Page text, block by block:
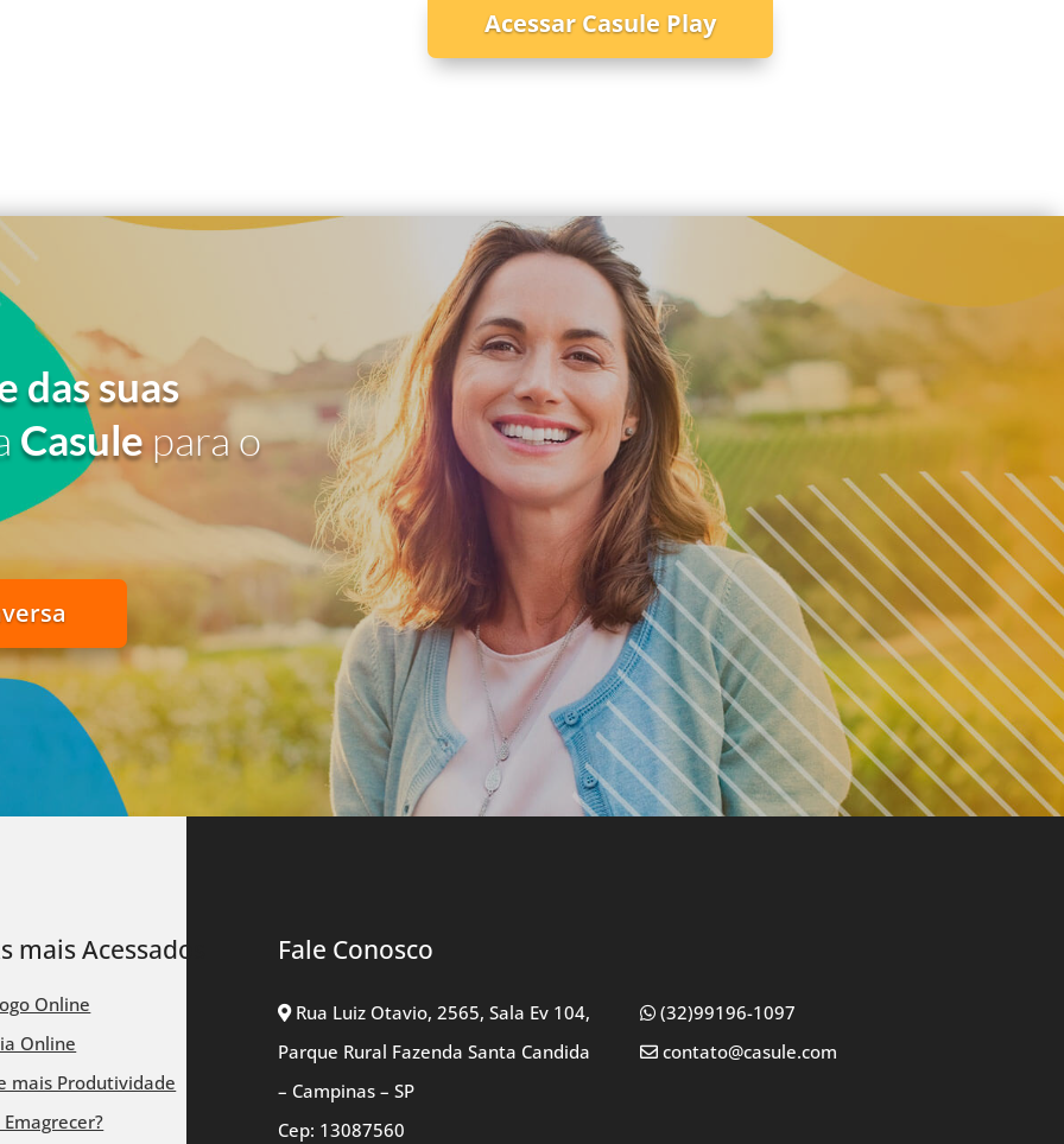
Acessar Casule Play
das suas
Casule para o
mais Acessados
Online
Online
mais Produtividade
Fale Conosco
Rua Luiz Otavio, 2565, Sala Ev 104,
Parque Rural Fazenda Santa Candida
– Campinas – SP
Cep: 13087560
(32)99196-1097
contato@casule.com